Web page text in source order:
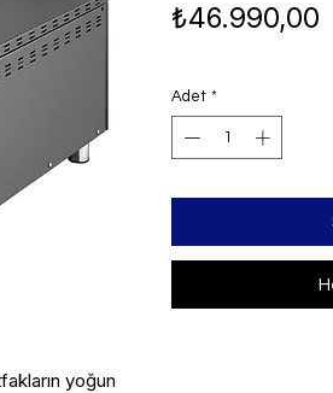
yoğun
₺46.990,00
Adet *